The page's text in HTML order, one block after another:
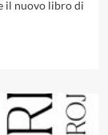
il nuovo libro di